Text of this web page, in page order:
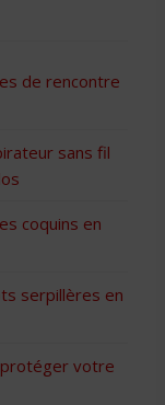
de rencontre
sans fil
coquins en
serpillères en
votre